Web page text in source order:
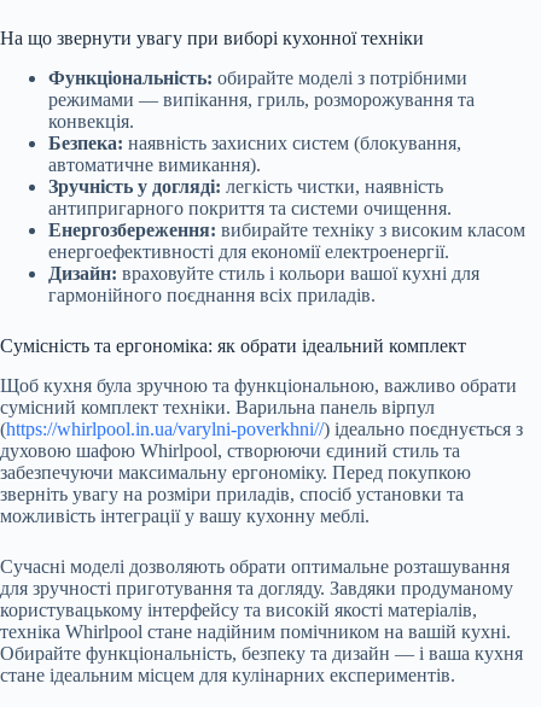
На що звернути увагу при виборі кухонної техніки
Функціональність: обирайте моделі з потрібними
режимами — випікання, гриль, розморожування та
конвекція.
Безпека: наявність захисних систем (блокування,
автоматичне вимикання).
Зручність у догляді: легкість чистки, наявність
антипригарного покриття та системи очищення.
Енергозбереження: вибирайте техніку з високим класом
енергоефективності для економії електроенергії.
Дизайн: враховуйте стиль і кольори вашої кухні для
гармонійного поєднання всіх приладів.
Сумісність та ергономіка: як обрати ідеальний комплект
Щоб кухня була зручною та функціональною, важливо обрати
сумісний комплект техніки. Варильна панель вірпул
(https://whirlpool.in.ua/varylni-poverkhni//) ідеально поєднується з
духовою шафою Whirlpool, створюючи єдиний стиль та
забезпечуючи максимальну ергономіку. Перед покупкою
зверніть увагу на розміри приладів, спосіб установки та
можливість інтеграції у вашу кухонну меблі.
Сучасні моделі дозволяють обрати оптимальне розташування
для зручності приготування та догляду. Завдяки продуманому
користувацькому інтерфейсу та високій якості матеріалів,
техніка Whirlpool стане надійним помічником на вашій кухні.
Обирайте функціональність, безпеку та дизайн — і ваша кухня
стане ідеальним місцем для кулінарних експериментів.